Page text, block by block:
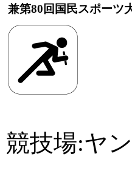
兼第80回国民スポーツ
競技場:ヤ